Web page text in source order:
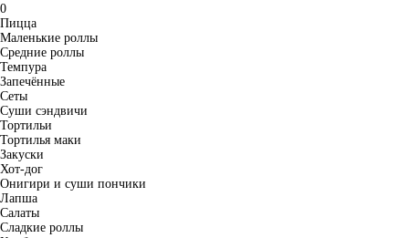
0
Пицца
Маленькие роллы
Средние роллы
Темпура
Запечённые
Сеты
Суши сэндвичи
Тортильи
Тортилья маки
Закуски
Хот-дог
Онигири и суши пончики
Лапша
Салаты
Сладкие роллы